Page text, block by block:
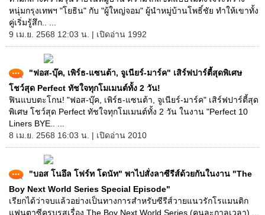
หนุ่มกรุงเทพฯ "โยธิน" กับ "ผู้ใหญ่จอม" ผู้นำหมู่บ้านโพธิ์ชัย ทำให้เขาทั้ง
คู่เริ่มรู้สึก.. ...
9 เม.ย. 2568 12:03 น. | เปิดอ่าน 1992
"ฟอส-บุ๊ค, เพิร์ธ-แซนต้า, จูเนียร์-มาร์ค" เสิร์ฟปาร์ตี้สุดพิเศษ
โชว์สุด Perfect ทัชใจทุกโมเมนต์ทั้ง 2 วัน!
ฟินแบบตะโกน! "ฟอส-บุ๊ค, เพิร์ธ-แซนต้า, จูเนียร์-มาร์ค" เสิร์ฟปาร์ตี้สุด
พิเศษ โชว์สุด Perfect ทัชใจทุกโมเมนต์ทั้ง 2 วัน ในงาน "Perfect 10
Liners BYE.. ...
8 เม.ย. 2568 16:03 น. | เปิดอ่าน 2010
"บอส โนอึล โฟร์ท โดนัท" พาไปสั่งลาซีรีส์ด้วยกันในงาน "The
Boy Next World Series Special Episode"
เรียกได้ว่าจบแล้วอย่างเป็นทางการสำหรับซีรีส์วายแนวรักโรแมนติก
แฟนตาซีครบรสเรื่อง The Boy Next World Series (คนละกาลเวลา) ...